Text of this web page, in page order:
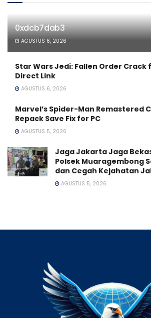
0xdcb7dab3
AGUSTUS 6, 2026
Star Wars Jedi: Fallen Order Crack
Direct Link
AGUSTUS 6, 2026
Marvel’s Spider-Man Remastered
Repack Save Fix for PC
AGUSTUS 5, 2026
Jaga Jakarta Jaga
Polsek Muaragembong
dan Cegah Kejahatan
AGUSTUS 5, 2026